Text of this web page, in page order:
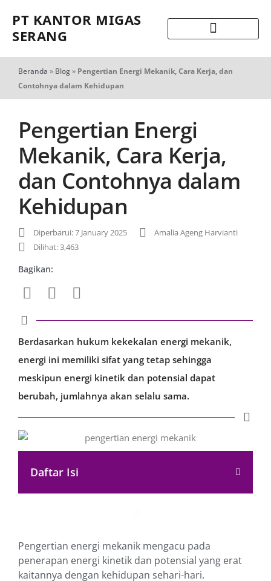
PT KANTOR MIGAS
SERANG
Beranda » Blog» Pengertian Energi Mekanik, Cara Kerja, dan
Contohnya dalam Kehidupan
Pengertian Energi
Mekanik, Cara Kerja,
dan Contohnya dalam
Kehidupan
Diperbarui: 7 January 2025
Amalia Ageng Harvianti
Dilihat: 3,463
Bagikan:
Berdasarkan hukum kekekalan energi mekanik,
energi ini memiliki sifat yang tetap sehingga
meskipun energi kinetik dan potensial dapat
berubah, jumlahnya akan selalu sama.
Daftar Isi
Pengertian energi mekanik mengacu pada
penerapan energi kinetik dan potensial yang erat
kaitannya dengan kehidupan sehari-hari.